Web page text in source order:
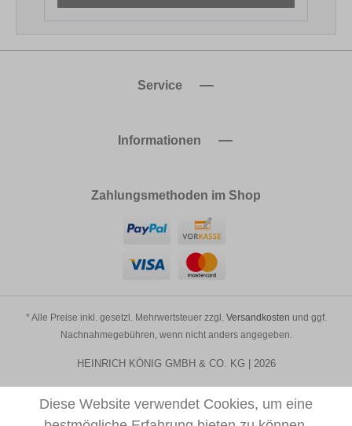
Service
Informationen
Zahlungsmethoden im Shop
* Alle Preise inkl. gesetzl. Mehrwertsteuer zzgl. Versandkosten und ggf.
Nachnahmegebühren, wenn nicht anders angegeben.
HEINRICH KÖNIG GMBH & CO. KG | 2026
Diese Website verwendet Cookies, um eine